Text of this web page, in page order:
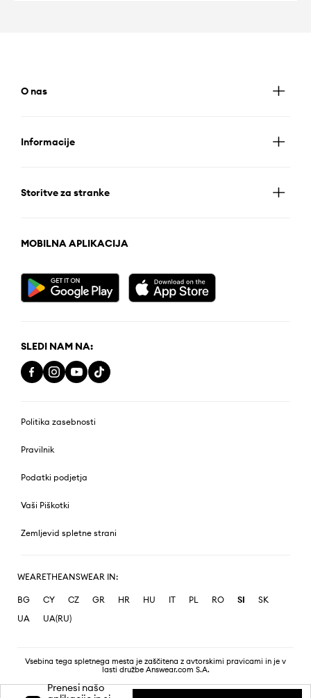
O nas
Informacije
Storitve za stranke
MOBILNA APLIKACIJA
SLEDI NAM NA:
Politika zasebnosti
Pravilnik
Podatki podjetja
Vaši Piškotki
Zemljevid spletne strani
WEARETHEANSWEAR IN:
BG CY CZ GR HR HU IT PL RO SI
SK
UA
UA(RU)
Vsebina tega spletnega mesta je zaščitena z avtorskimi pravicami in je v
lasti družbe Answear.com S.A.
Prenesi našo